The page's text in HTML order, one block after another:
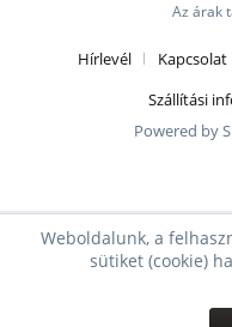
Az árak
Hírlevél Kapcsolat
Szállítási
Powered by
Weboldalunk, a
sütiket (cookie)